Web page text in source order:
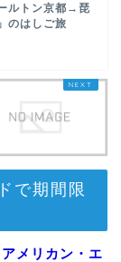
ルトン京都→琵
のはしご旅
で期間限
メリカン・エ